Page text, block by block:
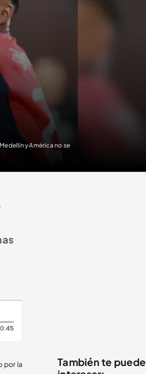
y América no se
Duración: 45 segundos
por la
También te puede